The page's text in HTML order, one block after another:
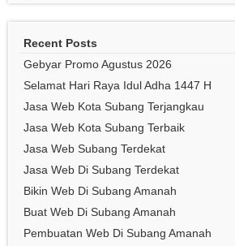
Recent Posts
Gebyar Promo Agustus 2026
Selamat Hari Raya Idul Adha 1447 H
Jasa Web Kota Subang Terjangkau
Jasa Web Kota Subang Terbaik
Jasa Web Subang Terdekat
Jasa Web Di Subang Terdekat
Bikin Web Di Subang Amanah
Buat Web Di Subang Amanah
Pembuatan Web Di Subang Amanah